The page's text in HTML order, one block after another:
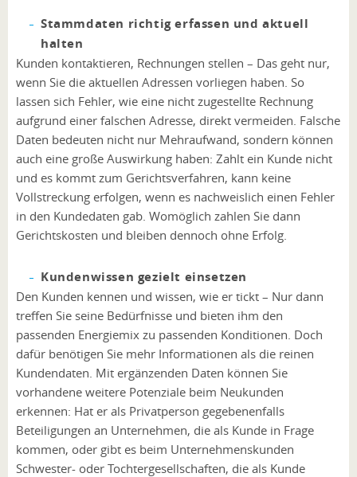
Stammdaten richtig erfassen und aktuell
halten
Kunden kontaktieren, Rechnungen stellen – Das geht nur,
wenn Sie die aktuellen Adressen vorliegen haben. So
lassen sich Fehler, wie eine nicht zugestellte Rechnung
aufgrund einer falschen Adresse, direkt vermeiden. Falsche
Daten bedeuten nicht nur Mehraufwand, sondern können
auch eine große Auswirkung haben: Zahlt ein Kunde nicht
und es kommt zum Gerichtsverfahren, kann keine
Vollstreckung erfolgen, wenn es nachweislich einen Fehler
in den Kundedaten gab. Womöglich zahlen Sie dann
Gerichtskosten und bleiben dennoch ohne Erfolg.
Kundenwissen gezielt einsetzen
Den Kunden kennen und wissen, wie er tickt – Nur dann
treffen Sie seine Bedürfnisse und bieten ihm den
passenden Energiemix zu passenden Konditionen. Doch
dafür benötigen Sie mehr Informationen als die reinen
Kundendaten. Mit ergänzenden Daten können Sie
vorhandene weitere Potenziale beim Neukunden
erkennen: Hat er als Privatperson gegebenenfalls
Beteiligungen an Unternehmen, die als Kunde in Frage
kommen, oder gibt es beim Unternehmenskunden
Schwester- oder Tochtergesellschaften, die als Kunde